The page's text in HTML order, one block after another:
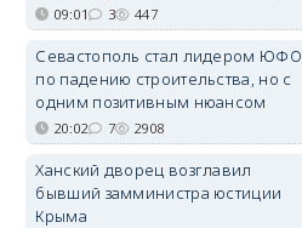
09:01 3 447
Севастополь стал лидером ЮФО
по падению строительства, но с
одним позитивным нюансом
20:02 7 2908
Ханский дворец возглавил
бывший замминистра юстиции
Крыма